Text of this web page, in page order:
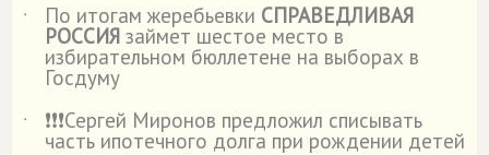
˙
По итогам жеребьевки СПРАВЕДЛИВАЯ
РОССИЯ займет шестое место в
избирательном бюллетене на выборах в
Госдуму
˙
❗️❗️❗️Сергей Миронов предложил списывать
часть ипотечного долга при рождении детей